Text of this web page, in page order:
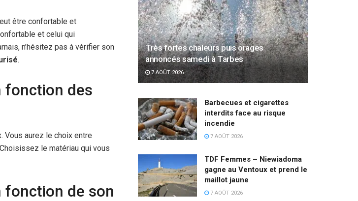
être confortable et
et celui qui
n’hésitez pas à vérifier son
.
fonction des
Vous aurez le choix entre
le matériau qui vous
fonction de son
Très fortes chaleurs puis orages
annoncés samedi à Tarbes
7 AOÛT 2026
Barbecues et cigarettes
interdits face au risque
incendie
7 AOÛT 2026
TDF Femmes – Niewiadoma
gagne au Ventoux et prend le
maillot jaune
7 AOÛT 2026